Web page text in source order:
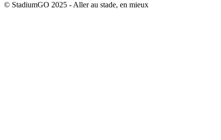
© StadiumGO 2025 - Aller au stade, en mieux